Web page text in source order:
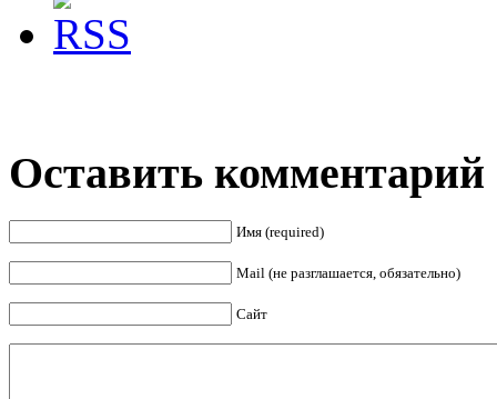
Оставить комментарий
Имя (required)
Mail (не разглашается, обязательно)
Сайт